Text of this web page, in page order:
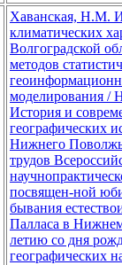
Хаванская, Н.М.
климатических
Волгоградской
методов
моделирования /
История и
географических
Нижнего
трудов
посвящен-ной
бывания
Палласа в
летию со дня
географических